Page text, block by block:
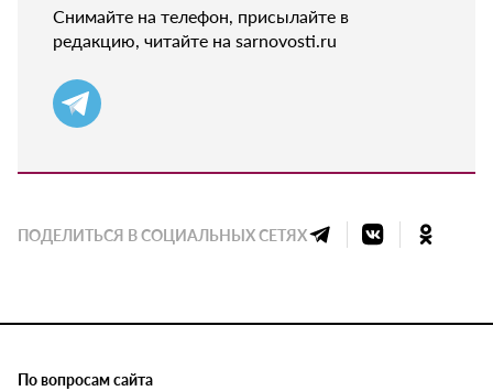
Снимайте на телефон, присылайте в
редакцию, читайте на sarnovosti.ru
ПОДЕЛИТЬСЯ В СОЦИАЛЬНЫХ СЕТЯХ
По вопросам сайта